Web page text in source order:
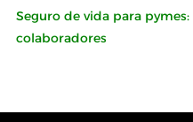
Seguro de vida para
colaboradores